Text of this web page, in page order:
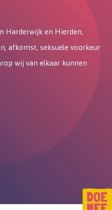
Harderwijk en Hierden,
afkomst, seksuele voorkeur
wij van elkaar kunnen